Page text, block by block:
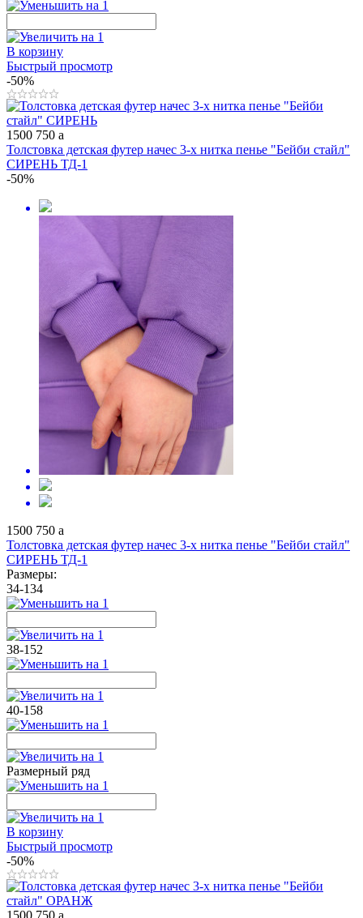
В корзину
Быстрый просмотр
-50%
1500 750 a
Толстовка детская футер начес 3-х нитка пенье "Бейби стайл"
СИРЕНЬ ТД-1
-50%
1500 750 a
Толстовка детская футер начес 3-х нитка пенье "Бейби стайл"
СИРЕНЬ ТД-1
Размеры:
34-134
38-152
40-158
Размерный ряд
В корзину
Быстрый просмотр
-50%
1500 750 a